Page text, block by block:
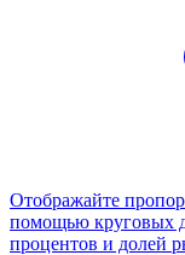
Отображайте
помощью круговых
процентов и долей